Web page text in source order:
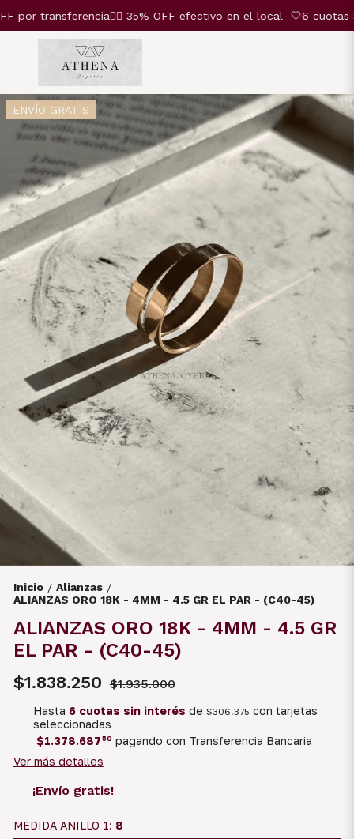
por transferencia❤️‍🔥 35% OFF efectivo en el local 🤍6 cuotas
ENVÍO GRATIS
Inicio / Alianzas /
ALIANZAS ORO 18K - 4MM - 4.5 GR EL PAR - (C40-45)
ALIANZAS ORO 18K - 4MM - 4.5 GR
EL PAR - (C40-45)
$1.838.250 $1.935.000
Hasta 6 cuotas sin interés de $306.375 con tarjetas
seleccionadas
$1.378.68750 pagando con Transferencia Bancaria
Ver más detalles
¡Envío gratis!
MEDIDA ANILLO 1: 8